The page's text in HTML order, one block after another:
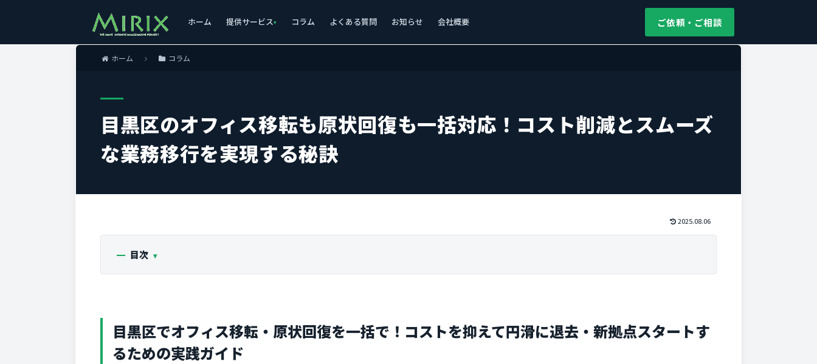
ご依頼・ご相談
ホーム 提供サービス コラム よくある質問 お知らせ 会社概要
ホーム コラム
目黒区のオフィス移転も原状回復も一括対応！コスト削減とスムーズ
な業務移行を実現する秘訣
2025.08.06
目次
目黒区でオフィス移転・原状回復を一括で！コストを抑えて円滑に退去・新拠点スタートす
るための実践ガイド